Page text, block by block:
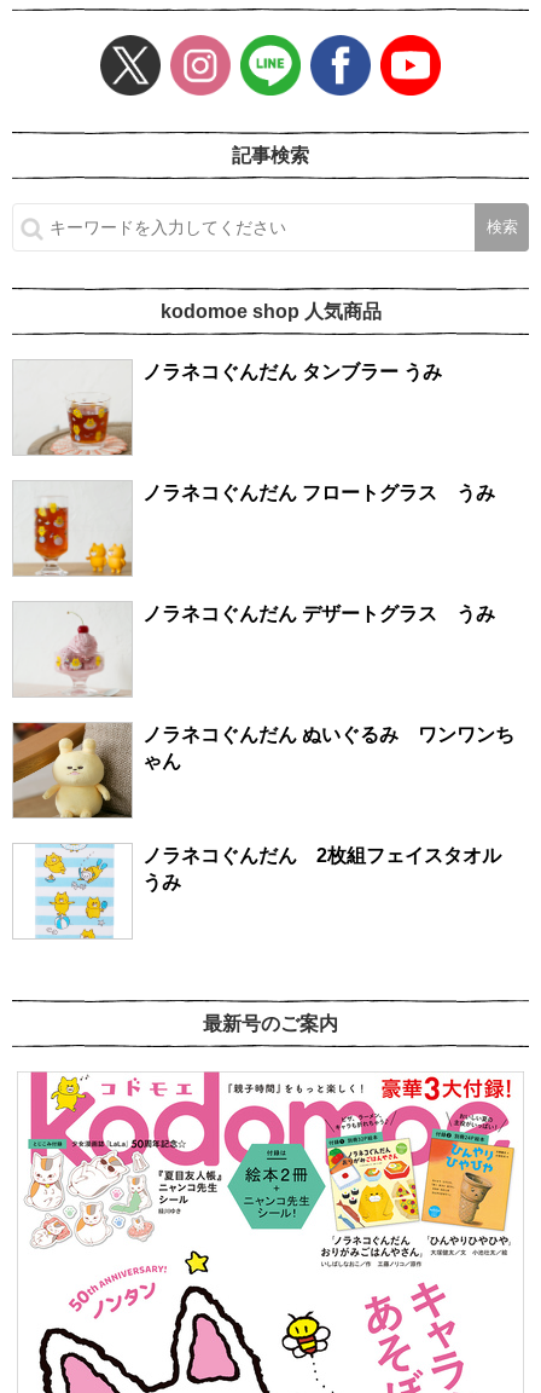
記事検索
kodomoe shop 人気商品
ノラネコぐんだん タンブラー うみ
ノラネコぐんだん フロートグラス うみ
ノラネコぐんだん デザートグラス うみ
ノラネコぐんだん ぬいぐるみ ワンワンち
ゃん
ノラネコぐんだん 2枚組フェイスタオル
うみ
最新号のご案内